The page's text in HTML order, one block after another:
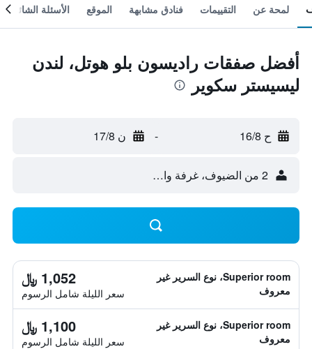
لمحة عن التقييمات فنادق مشابهة الموقع الأسئلة الشائعة
أفضل صفقات راديسون بلو هوتل، لندن
ليسيستر سكوير
ح 16/8 - ن 17/8
2 من الضيوف، غرفة واحدة
Superior room، نوع السرير غير
معروف
1,052 ﷼
سعر الليلة شامل الرسوم
Superior room، نوع السرير غير
معروف
1,100 ﷼
سعر الليلة شامل الرسوم